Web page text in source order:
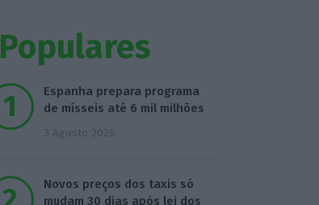
Populares
Espanha prepara programa
de mísseis até 6 mil milhões
3 Agosto 2026
Novos preços dos taxis só
mudam 30 dias após lei dos